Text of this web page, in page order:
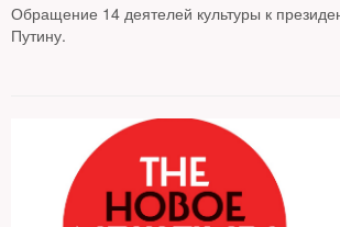
Обращение 14 деятелей культуры к
Путину.